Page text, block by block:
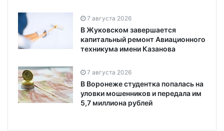
7 августа 2026
В Жуковском завершается
капитальный ремонт Авиационного
техникума имени Казанова
7 августа 2026
В Воронеже студентка попалась на
уловки мошенников и передала им
5,7 миллиона рублей